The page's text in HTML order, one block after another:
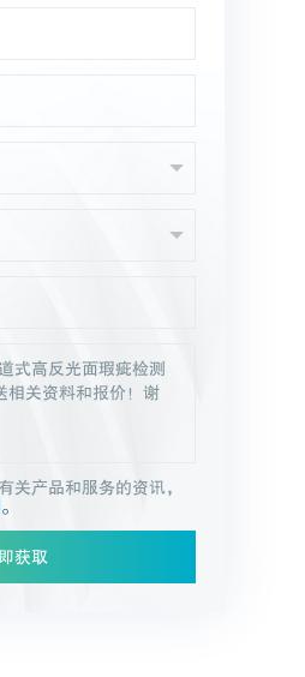
关产品和服务的资讯，
获取